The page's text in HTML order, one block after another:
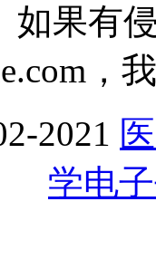
如果有
，
2021
学电